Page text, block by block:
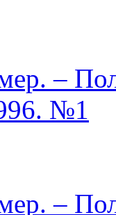
–
№1
–